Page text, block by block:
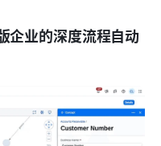
企业的深度流程自动